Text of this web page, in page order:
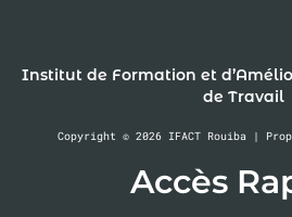
Institut de Formation et
de Travail
Copyright © 2026 IFACT Rouiba |
Accès